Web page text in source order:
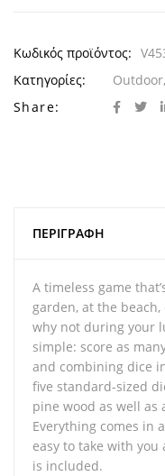
Κωδικός προϊόντος:
Κατηγορίες:
Outdoor,
Share:
ΠΕΡΙΓΡΑΦΉ
A timeless game
garden, at the
why not during your
simple: score as
and combining dice
five standard-sized
pine wood as well as
Everything comes in
easy to take with
is included.